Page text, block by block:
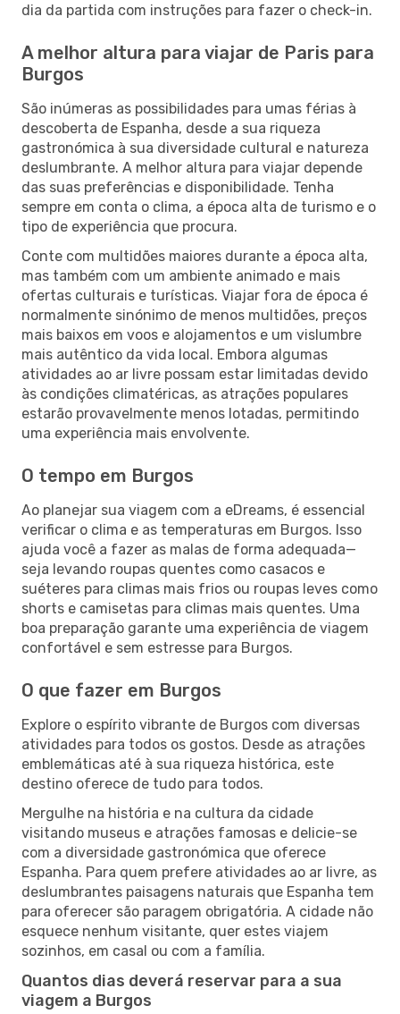
dia da partida com instruções para fazer o check-in.
A melhor altura para viajar de Paris para
Burgos
São inúmeras as possibilidades para umas férias à
descoberta de Espanha, desde a sua riqueza
gastronómica à sua diversidade cultural e natureza
deslumbrante. A melhor altura para viajar depende
das suas preferências e disponibilidade. Tenha
sempre em conta o clima, a época alta de turismo e o
tipo de experiência que procura.
Conte com multidões maiores durante a época alta,
mas também com um ambiente animado e mais
ofertas culturais e turísticas. Viajar fora de época é
normalmente sinónimo de menos multidões, preços
mais baixos em voos e alojamentos e um vislumbre
mais autêntico da vida local. Embora algumas
atividades ao ar livre possam estar limitadas devido
às condições climatéricas, as atrações populares
estarão provavelmente menos lotadas, permitindo
uma experiência mais envolvente.
O tempo em Burgos
Ao planejar sua viagem com a eDreams, é essencial
verificar o clima e as temperaturas em Burgos. Isso
ajuda você a fazer as malas de forma adequada—
seja levando roupas quentes como casacos e
suéteres para climas mais frios ou roupas leves como
shorts e camisetas para climas mais quentes. Uma
boa preparação garante uma experiência de viagem
confortável e sem estresse para Burgos.
O que fazer em Burgos
Explore o espírito vibrante de Burgos com diversas
atividades para todos os gostos. Desde as atrações
emblemáticas até à sua riqueza histórica, este
destino oferece de tudo para todos.
Mergulhe na história e na cultura da cidade
visitando museus e atrações famosas e delicie-se
com a diversidade gastronómica que oferece
Espanha. Para quem prefere atividades ao ar livre, as
deslumbrantes paisagens naturais que Espanha tem
para oferecer são paragem obrigatória. A cidade não
esquece nenhum visitante, quer estes viajem
sozinhos, em casal ou com a família.
Quantos dias deverá reservar para a sua
viagem a Burgos